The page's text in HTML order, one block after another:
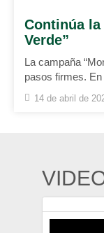
Continúa la
Verde”
La campaña
pasos firmes.
14 de abril de